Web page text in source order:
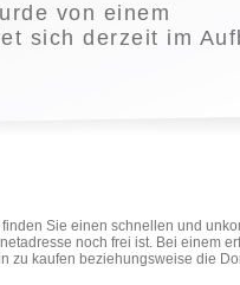
von einem
sich derzeit im
Sie einen schnellen und
noch frei ist. Bei einem
zu kaufen beziehungsweise die